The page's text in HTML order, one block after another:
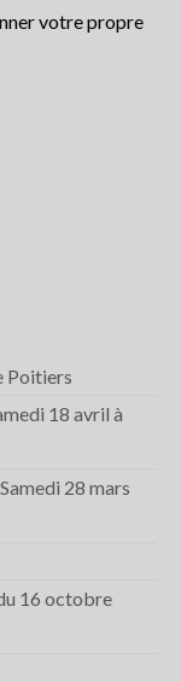
votre propre
Poitiers
18 avril à
28 mars
16 octobre